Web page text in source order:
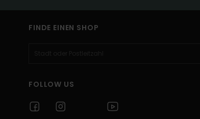
FINDE EINEN SHOP
FOLLOW US